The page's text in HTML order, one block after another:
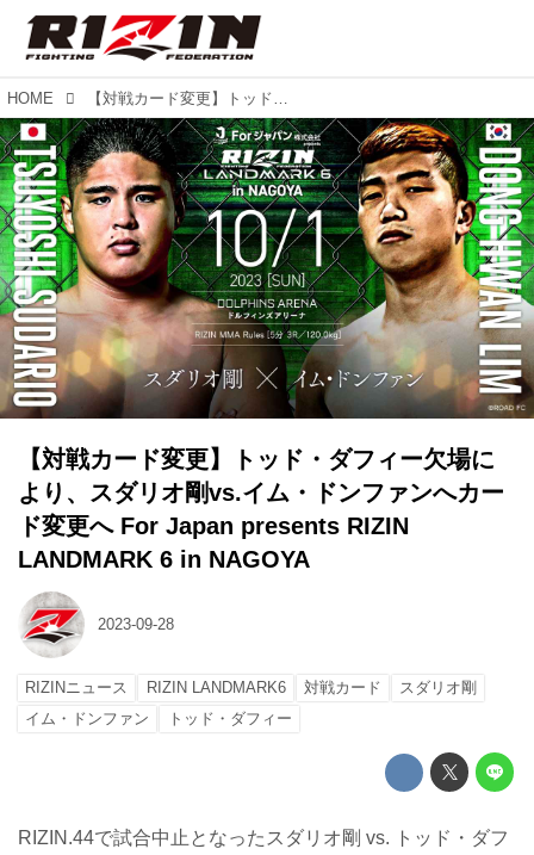
HOME 【対戦カード変更】トッド・ダフィー欠場により、スダリオ剛vs.イム・ドンファンへカード変更へ For Japan presents RIZIN LANDMARK 6 in NAGOYA
【対戦カード変更】トッド・ダフィー欠場に
より、スダリオ剛vs.イム・ドンファンへカー
ド変更へ For Japan presents RIZIN
LANDMARK 6 in NAGOYA
2023-09-28
RIZINニュース RIZIN LANDMARK6 対戦カード
スダリオ剛
イム・ドンファン
トッド・ダフィー
RIZIN.44で試合中止となったスダリオ剛 vs. トッド・ダフ